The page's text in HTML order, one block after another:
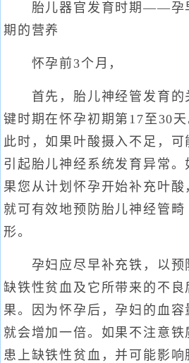
胎儿器官发育时期——孕
期的营养
怀孕前3个月，
首先，胎儿神经管发育的
键时期在怀孕初期第17至30天
此时，如果叶酸摄入不足，可
引起胎儿神经系统发育异常。
果您从计划怀孕开始补充叶酸
就可有效地预防胎儿神经管畸
形。
孕妇应尽早补充铁，以预
缺铁性贫血及它所带来的不良
果。因为怀孕后，孕妇的血
就会增加一倍。如果不注意
患上缺铁性贫血，并可能影